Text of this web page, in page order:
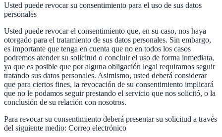
Usted puede revocar su consentimiento para el uso de sus datos
personales
Usted puede revocar el consentimiento que, en su caso, nos haya
otorgado para el tratamiento de sus datos personales. Sin embargo,
es importante que tenga en cuenta que no en todos los casos
podremos atender su solicitud o concluir el uso de forma inmediata,
ya que es posible que por alguna obligación legal requiramos seguir
tratando sus datos personales. Asimismo, usted deberá considerar
que para ciertos fines, la revocación de su consentimiento implicará
que no le podamos seguir prestando el servicio que nos solicitó, o la
conclusión de su relación con nosotros.
Para revocar su consentimiento deberá presentar su solicitud a través
del siguiente medio: Correo electrónico